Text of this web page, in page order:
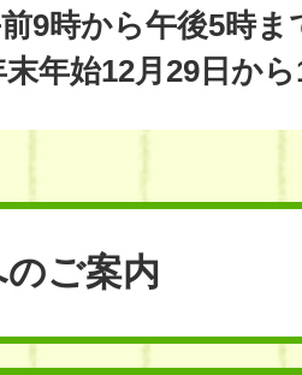
9時から午後5時ま
年始12月29日か
ご案内